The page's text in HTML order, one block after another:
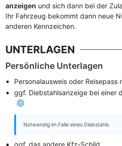
anzeigen und sich dann bei der
Ihr Fahrzeug bekommt dann neue
anderen Kennzeichen.
UNTERLAGEN
Persönliche Unterlagen
Personalausweis oder
ggf. Diebstahlsanzeige bei einer
Notwendig im Falle eines Diebstahls